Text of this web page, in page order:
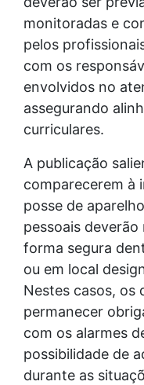
monitoradas e
pelos
com os
envolvidos no
assegurando
curriculares.
A publicação
comparecerem à
posse de
pessoais
forma segura
ou em local
Nestes casos, os
permanecer
com os alarmes
possibilidade de
durante as